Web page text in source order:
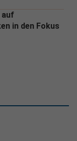
auf
in den Fokus